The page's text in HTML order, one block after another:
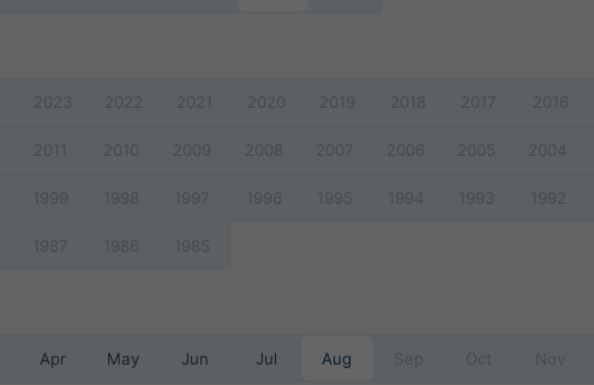
2023 2022 2021 2020 2019 2018 2017 2016
2011 2010 2009 2008 2007 2006 2005 2004
1999 1998 1997 1996 1995 1994 1993 1992
1987 1986 1985
Apr May Jun Jul Aug Sep Oct Nov